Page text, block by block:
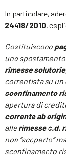
In particolare,
24418/2010,
Costituiscono
uno spostamento
rimesse
correntista su un
sconfinamento
apertura di
corrente ab
alle rimesse c.d.
non “scoperto”
sconfinamento